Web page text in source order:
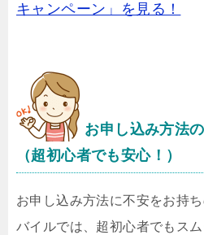
キャンペーン」を見る！
お申し込み方法
（超初心者でも安心！）
お申し込み方法に不安をお持
バイルでは、超初心者でもス